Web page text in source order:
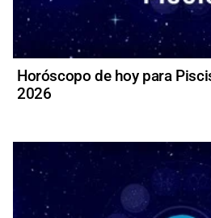
Horóscopo de hoy para
2026